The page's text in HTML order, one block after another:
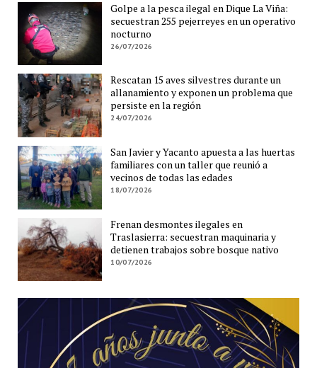
Golpe a la pesca ilegal en Dique La Viña:
secuestran 255 pejerreyes en un operativo
nocturno
26/07/2026
Rescatan 15 aves silvestres durante un
allanamiento y exponen un problema que
persiste en la región
24/07/2026
San Javier y Yacanto apuesta a las huertas
familiares con un taller que reunió a
vecinos de todas las edades
18/07/2026
Frenan desmontes ilegales en
Traslasierra: secuestran maquinaria y
detienen trabajos sobre bosque nativo
10/07/2026